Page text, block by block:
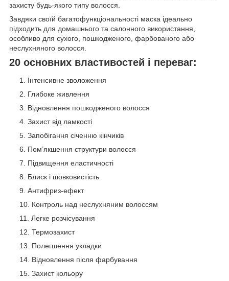
захисту будь-якого типу волосся.
Завдяки своїй багатофункціональності маска ідеально
підходить для домашнього та салонного використання,
особливо для сухого, пошкодженого, фарбованого або
неслухняного волосся.
20 основних властивостей і переваг:
Інтенсивне зволоження
Глибоке живлення
Відновлення пошкодженого волосся
Захист від ламкості
Запобігання січенню кінчиків
Пом’якшення структури волосся
Підвищення еластичності
Блиск і шовковистість
Антифриз-ефект
Контроль над неслухняним волоссям
Легке розчісування
Термозахист
Полегшення укладки
Відновлення після фарбування
Захист кольору